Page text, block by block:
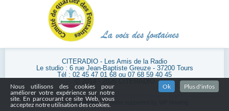
CITERADIO - Les Amis de la Radio
Le studio : 6 rue Jean-Baptiste Greuze - 37200 Tours
Tél : 02 45 47 01 68 ou 07 68 59 40 45
Powered by WordPress | Theme supported by
Nous utilisons des cookies pour
améliorer votre expérience sur notre
site. En parcourant ce site Web, vous
acceptez notre utilisation des cookies.
Ok Plus d'infos